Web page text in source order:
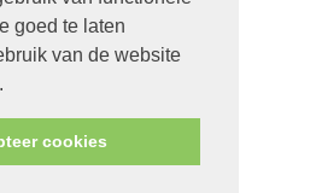
goed te laten
van de website
cookies